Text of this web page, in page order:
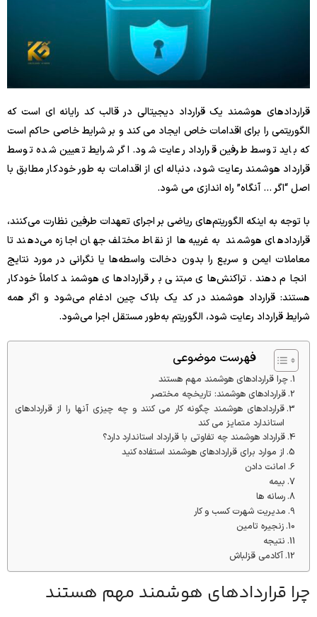
قراردادهای هوشمند یک قرارداد دیجیتالی در قالب کد رایانه ای است که
الگوریتمی را برای اقدامات خاص ایجاد می کند و بر شرایط خاصی حاکم است
که باید توسط طرفین قرارداد رعایت شود. اگر شرایط تعیین شده توسط
قرارداد هوشمند رعایت شود، دنباله ای از اقدامات به طور خودکار مطابق با
اصل “اگر … آنگاه” راه اندازی می شود.
با توجه به اینکه الگوریتم‌های ریاضی بر اجرای تعهدات طرفین نظارت می‌کنند،
قراردادهای هوشمند به غریبه‌ها از نقاط مختلف جهان اجازه می‌دهند تا
معاملات ایمن و سریع را بدون دخالت واسطه‌ها یا نگرانی در مورد نتایج
انجام دهند. تراکنش‌های مبتنی بر قراردادهای هوشمند کاملاً خودکار
هستند: قرارداد هوشمند در کد یک بلاک چین ادغام می‌شود و اگر همه
شرایط قرارداد رعایت شود، الگوریتم به‌طور مستقل اجرا می‌شود.
فهرست موضوعی
چرا قراردادهای هوشمند مهم هستند
قراردادهای هوشمند: تاریخچه مختصر
قراردادهای هوشمند چگونه کار می کنند و چه چیزی آنها را از قراردادهای
استاندارد متمایز می کند
قرارداد هوشمند چه تفاوتی با قرارداد استاندارد دارد؟
از موارد برای قراردادهای هوشمند استفاده کنید
امانت دادن
بیمه
رسانه ها
مدیریت شهرت کسب و کار
زنجیره تامین
نتیجه
آکادمی قزلباش
چرا قراردادهای هوشمند مهم هستند